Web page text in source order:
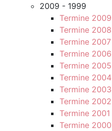
2009 - 1999
Termine 2009
Termine 2008
Termine 2007
Termine 2006
Termine 2005
Termine 2004
Termine 2003
Termine 2002
Termine 2001
Termine 2000